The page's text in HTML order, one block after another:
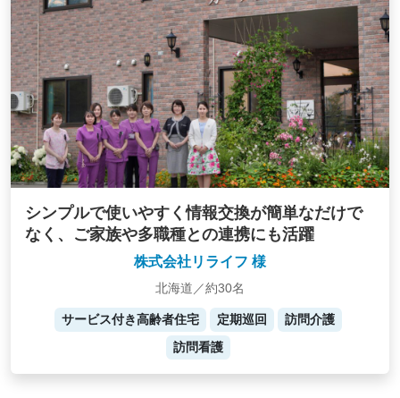
シンプルで使いやすく情報交換が簡単なだけで
なく、ご家族や多職種との連携にも活躍
株式会社リライフ 様
北海道／約30名
サービス付き高齢者住宅 定期巡回
訪問介護
訪問看護